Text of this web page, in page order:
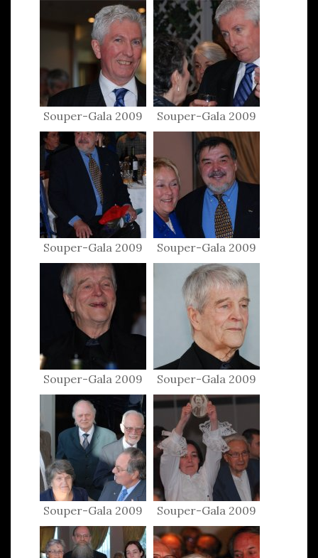
Souper-Gala 2009 Souper-Gala 2009
Souper-Gala 2009 Souper-Gala 2009
Souper-Gala 2009 Souper-Gala 2009
Souper-Gala 2009 Souper-Gala 2009